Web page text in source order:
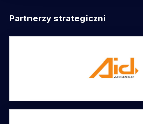
Partnerzy strategiczni